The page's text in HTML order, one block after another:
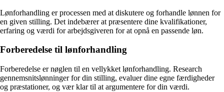
Lønforhandling er processen med at diskutere og forhandle lønnen for
en given stilling. Det indebærer at præsentere dine kvalifikationer,
erfaring og værdi for arbejdsgiveren for at opnå en passende løn.
Forberedelse til lønforhandling
Forberedelse er nøglen til en vellykket lønforhandling. Research
gennemsnitslønninger for din stilling, evaluer dine egne færdigheder
og præstationer, og vær klar til at argumentere for din værdi.